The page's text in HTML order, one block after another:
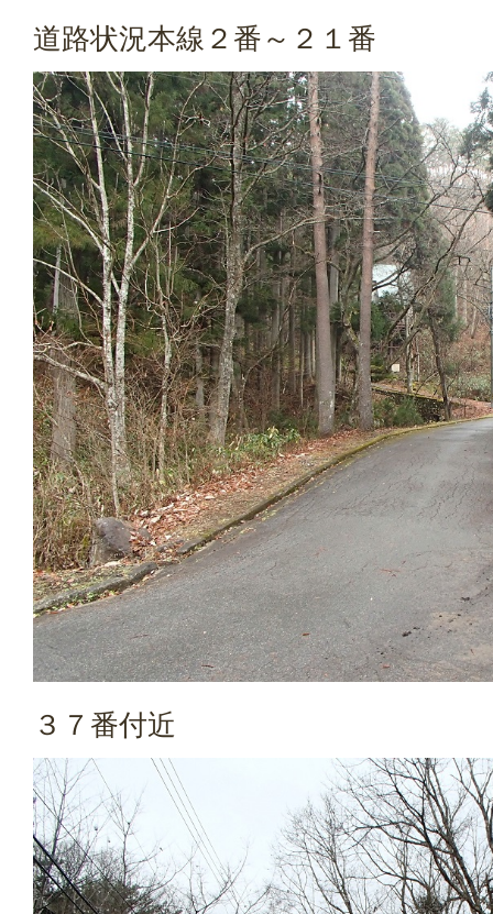
道路状況本線２番～２１番
３７番付近